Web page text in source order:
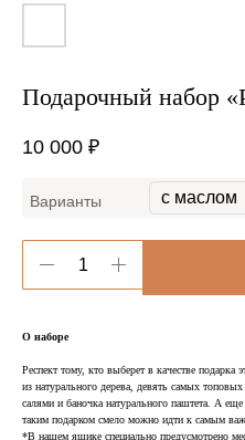
Подарочный набор
10 000 ₽
Варианты
О наборе
Респект тому, кто выберет в качестве
из натурального дерева, девять самых
салями и баночка натурального паштета. А
таким подарком смело можно идти к самым
*В нашем ящике специально предусмотрено